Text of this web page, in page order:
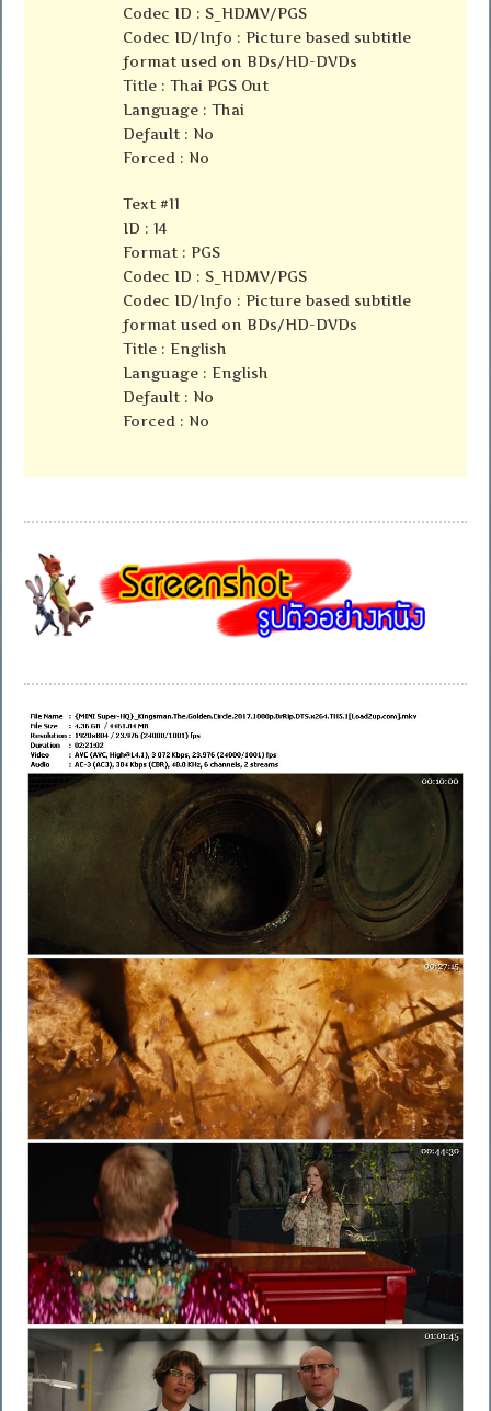
Codec ID : S_HDMV/PGS
Codec ID/Info : Picture based subtitle
format used on BDs/HD-DVDs
Title : Thai PGS Out
Language : Thai
Default : No
Forced : No
Text #11
ID : 14
Format : PGS
Codec ID : S_HDMV/PGS
Codec ID/Info : Picture based subtitle
format used on BDs/HD-DVDs
Title : English
Language : English
Default : No
Forced : No